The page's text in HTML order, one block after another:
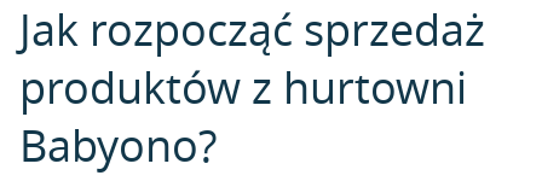
Jak rozpocząć sprzedaż
produktów z hurtowni
Babyono?